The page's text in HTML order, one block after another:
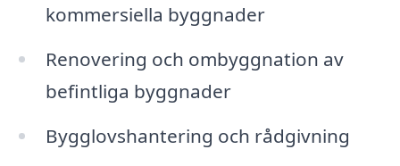
kommersiella byggnader
Renovering och ombyggnation av
befintliga byggnader
Bygglovshantering och rådgivning